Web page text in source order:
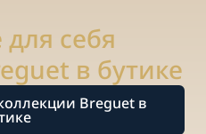
себя
в бутике
Breguet в